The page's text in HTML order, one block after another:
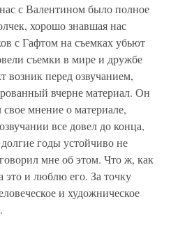
с Валентином было полное
хорошо знавшая нас
с Гафтом на съемках убьют
съемки в мире и дружбе
возник перед озвучанием,
вчерне материал. Он
мнение о материале,
все довел до конца,
годы устойчиво не
мне об этом. Что ж, как
это и люблю его. За точку
и художническое